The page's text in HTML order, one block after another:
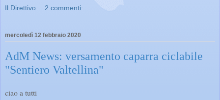
Il Direttivo 2 commenti:
mercoledì 12 febbraio 2020
AdM News: versamento caparra ciclabile
"Sentiero Valtellina"
ciao a tutti